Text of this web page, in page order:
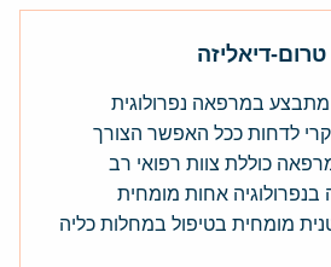
דיאליזה
מתבצע במרפאה נפרולוגית
לדחות ככל האפשר הצורך
כוללת צוות רפואי רב
בנפרולוגיה אחות מומחית
מומחית בטיפול במחלות כליה